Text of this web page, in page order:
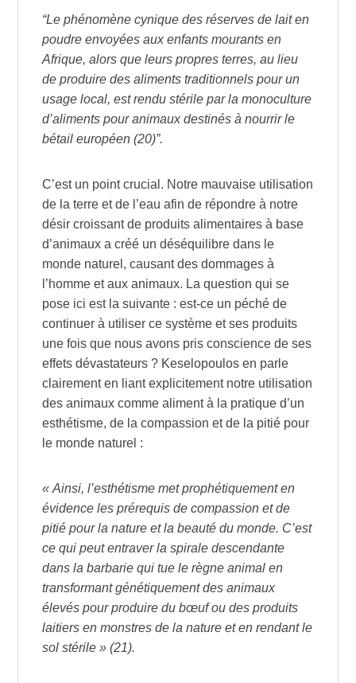
“Le phénomène cynique des réserves de lait en
poudre envoyées aux enfants mourants en
Afrique, alors que leurs propres terres, au lieu
de produire des aliments traditionnels pour un
usage local, est rendu stérile par la monoculture
d’aliments pour animaux destinés à nourrir le
bétail européen (20)”.
C’est un point crucial. Notre mauvaise utilisation
de la terre et de l’eau afin de répondre à notre
désir croissant de produits alimentaires à base
d’animaux a créé un déséquilibre dans le
monde naturel, causant des dommages à
l’homme et aux animaux. La question qui se
pose ici est la suivante : est-ce un péché de
continuer à utiliser ce système et ses produits
une fois que nous avons pris conscience de ses
effets dévastateurs ? Keselopoulos en parle
clairement en liant explicitement notre utilisation
des animaux comme aliment à la pratique d’un
esthétisme, de la compassion et de la pitié pour
le monde naturel :
« Ainsi, l’esthétisme met prophétiquement en
évidence les prérequis de compassion et de
pitié pour la nature et la beauté du monde. C’est
ce qui peut entraver la spirale descendante
dans la barbarie qui tue le règne animal en
transformant génétiquement des animaux
élevés pour produire du bœuf ou des produits
laitiers en monstres de la nature et en rendant le
sol stérile » (21).